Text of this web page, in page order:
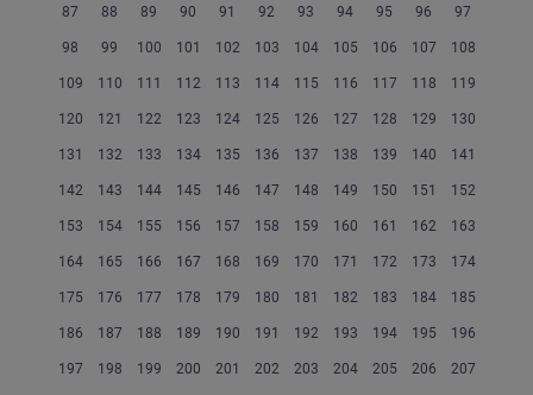
87 88 89 90 91 92 93 94 95 96 97
98 99 100 101 102 103 104 105 106 107 108
109 110 111 112 113 114 115 116 117 118 119
120 121 122 123 124 125 126 127 128 129 130
131 132 133 134 135 136 137 138 139 140 141
142 143 144 145 146 147 148 149 150 151 152
153 154 155 156 157 158 159 160 161 162 163
164 165 166 167 168 169 170 171 172 173 174
175 176 177 178 179 180 181 182 183 184 185
186 187 188 189 190 191 192 193 194 195 196
197 198 199 200 201 202 203 204 205 206 207